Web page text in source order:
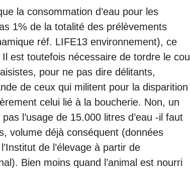
la consommation d’eau pour les
1% de la totalité des prélèvements
réf. LIFE13 environnement), ce
est toutefois nécessaire de tordre le cou
pour ne pas dire délitants,
de ceux qui militent pour la disparition
celui lié à la boucherie. Non, un
l’usage de 15.000 litres d’eau -il faut
volume déjà conséquent (données
de l’élevage à partir de
Bien moins quand l’animal est nourri